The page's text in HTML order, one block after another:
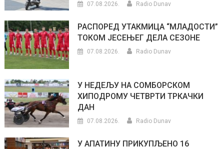
07.08.2026. Radio Dunav
РАСПОРЕД УТАКМИЦА “МЛАДОСТИ”
ТОКОМ ЈЕСЕЊЕГ ДЕЛА СЕЗОНЕ
07.08.2026. Radio Dunav
У НЕДЕЉУ НА СОМБОРСКОМ
ХИПОДРОМУ ЧЕТВРТИ ТРКАЧКИ
ДАН
07.08.2026. Radio Dunav
У АПАТИНУ ПРИКУПЉЕНО 16